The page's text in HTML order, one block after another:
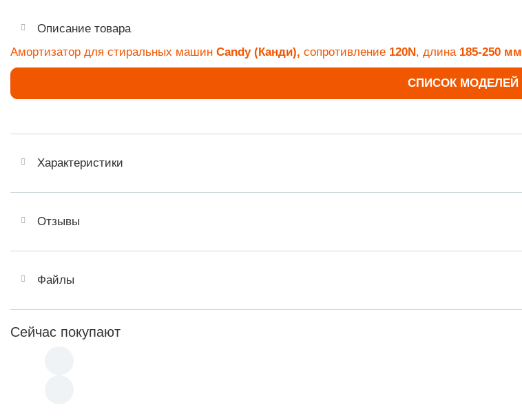
Описание товара
Амортизатор для стиральных машин Candy (Канди), сопротивление 120N , длина 185-250 мм
СПИСОК МОДЕЛЕЙ
Характеристики
Отзывы
Файлы
Сейчас покупают